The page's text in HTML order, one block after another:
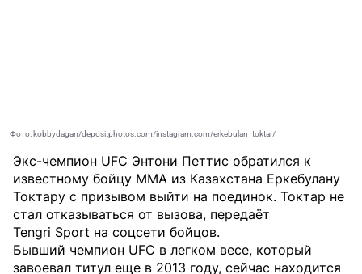
Фото: kobbydagan/depositphotos.com/instagram.com/erkebulan_toktar/
Экс-чемпион UFC Энтони Петтис обратился к
известному бойцу MMA из Казахстана Еркебулану
Токтару с призывом выйти на поединок. Токтар не
стал отказываться от вызова, передаёт
Tengri Sport на соцсети бойцов.
Бывший чемпион UFC в легком весе, который
завоевал титул еще в 2013 году, сейчас находится